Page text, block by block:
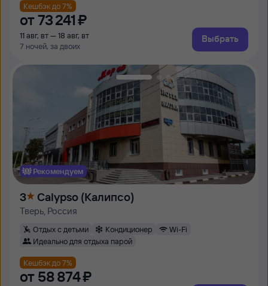
Кешбэк до 7%
от 73 ⁠241 ⁠₽
11 авг, вт — 18 авг, вт
7 ночей, за двоих
Выбрать
Рекомендуем
3 Calypso (Калипсо)
Тверь, Россия
Отдых с детьми Кондиционер
Wi-Fi
Идеально для отдыха парой
Кешбэк до 7%
от 58 ⁠874 ⁠₽